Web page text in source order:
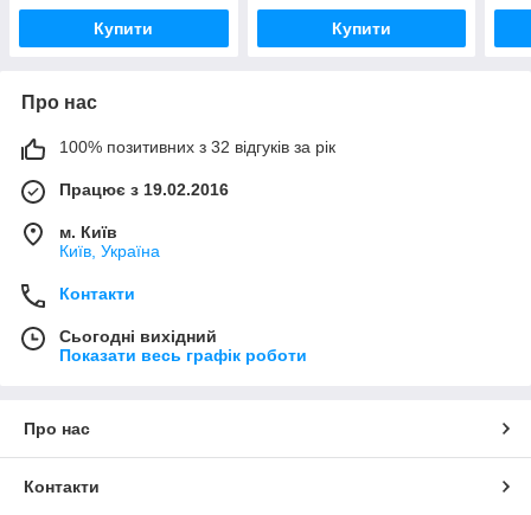
Купити Купити
Про нас
100% позитивних з 32 відгуків за рік
Працює з 19.02.2016
м. Київ
Київ, Україна
Контакти
Сьогодні вихідний
Показати весь графік роботи
Про нас
Контакти